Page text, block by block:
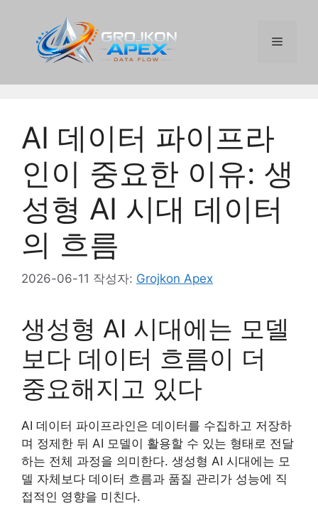
메
뉴
AI 데이터 파이프라
인이 중요한 이유: 생
성형 AI 시대 데이터
의 흐름
2026-06-11 작성자: Grojkon Apex
생성형 AI 시대에는 모델
보다 데이터 흐름이 더
중요해지고 있다
AI 데이터 파이프라인은 데이터를 수집하고 저장하
며 정제한 뒤 AI 모델이 활용할 수 있는 형태로 전달
하는 전체 과정을 의미한다. 생성형 AI 시대에는 모
델 자체보다 데이터 흐름과 품질 관리가 성능에 직
접적인 영향을 미친다.